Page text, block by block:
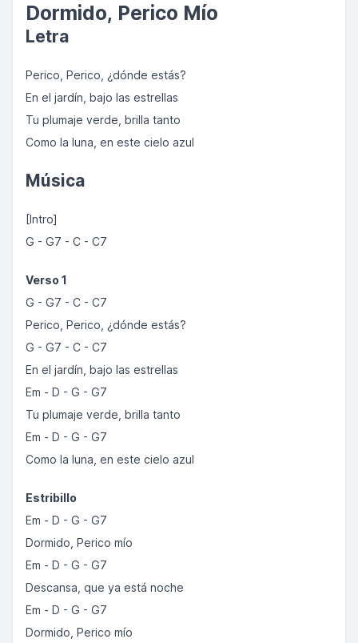
Dormido, Perico Mío
Letra
Perico, Perico, ¿dónde estás?
En el jardín, bajo las estrellas
Tu plumaje verde, brilla tanto
Como la luna, en este cielo azul
Música
[Intro]
G - G7 - C - C7
Verso 1
G - G7 - C - C7
Perico, Perico, ¿dónde estás?
G - G7 - C - C7
En el jardín, bajo las estrellas
Em - D - G - G7
Tu plumaje verde, brilla tanto
Em - D - G - G7
Como la luna, en este cielo azul
Estribillo
Em - D - G - G7
Dormido, Perico mío
Em - D - G - G7
Descansa, que ya está noche
Em - D - G - G7
Dormido, Perico mío